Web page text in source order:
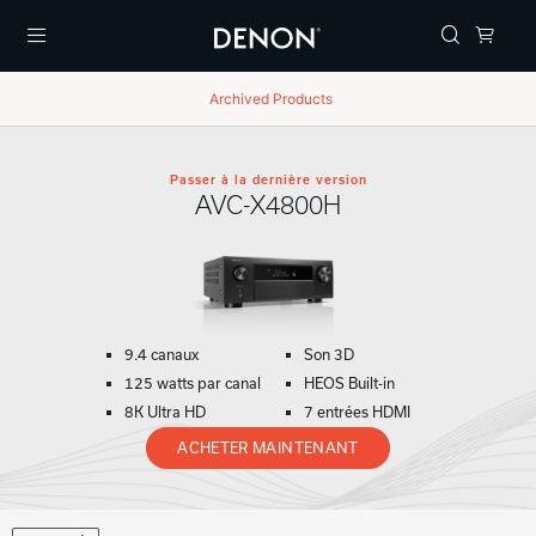
Archived Products
Passer à la dernière version
AVC-X4800H
9.4 canaux
125 watts par canal
8K Ultra HD
Son 3D
HEOS Built-in
7 entrées HDMI
ACHETER MAINTENANT